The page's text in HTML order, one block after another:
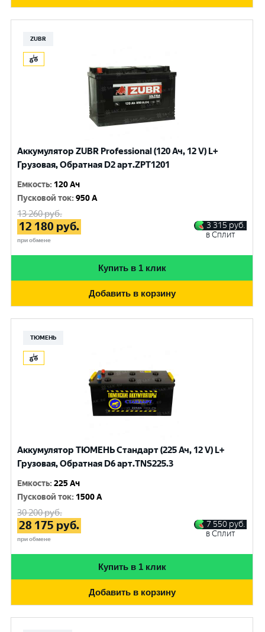
ZUBR
Аккумулятор ZUBR Professional (120 Ач, 12 V) L+
Грузовая, Обратная D2 арт.ZPT1201
Емкость: 120 Ач
Пусковой ток:950 A
13 260руб.
12 180 руб.
при обмене
3 315 руб.
в Сплит
Купить в 1 клик
Добавить в корзину
ТЮМЕНЬ
Аккумулятор ТЮМЕНЬ Стандарт (225 Ач, 12 V) L+
Грузовая, Обратная D6 арт.TNS225.3
Емкость:225 Ач
Пусковой ток: 1500 A
30 200руб.
28 175 руб.
при обмене
7 550 руб.
в Сплит
Купить в 1 клик
Добавить в корзину